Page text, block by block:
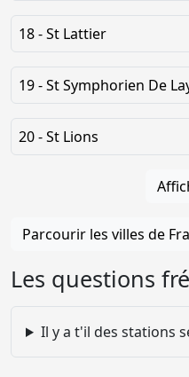
18 - St Lattier
19 - St Symphorien De
20 - St Lions
Parcourir les villes de
Les questions
Il y a t'il des stations